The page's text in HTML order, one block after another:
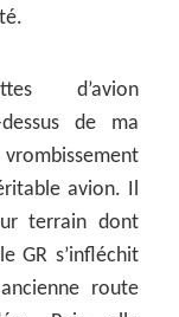
d’avion
de ma
avion. Il
terrain dont
GR s’infléchit
route